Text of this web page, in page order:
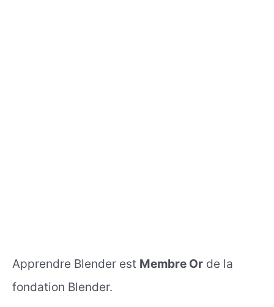
Apprendre Blender est Membre Or de la
fondation Blender.